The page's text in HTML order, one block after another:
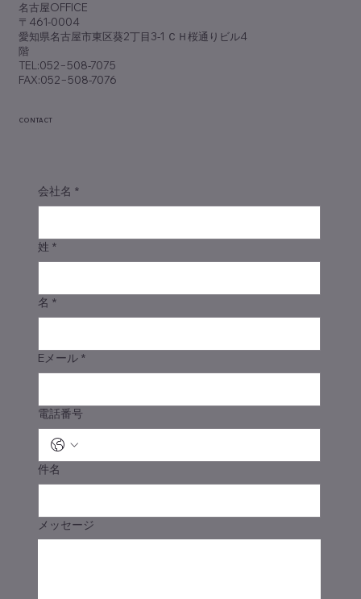
​名古屋OFFICE
〒461-0004
愛知県名古屋市東区葵2丁目3-1 ＣＨ桜通りビル4
階
TEL:052−508-7075
FAX:052−508-7076
会社名 *
姓 *
名 *
Eメール *
電話番号
件名
メッセージ
CONTACT